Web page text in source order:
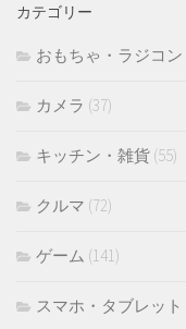
ブ
カテゴリー
おもちゃ・ラジコン
カメラ (37)
キッチン・雑貨 (55)
クルマ (72)
ゲーム (141)
スマホ・タブレット